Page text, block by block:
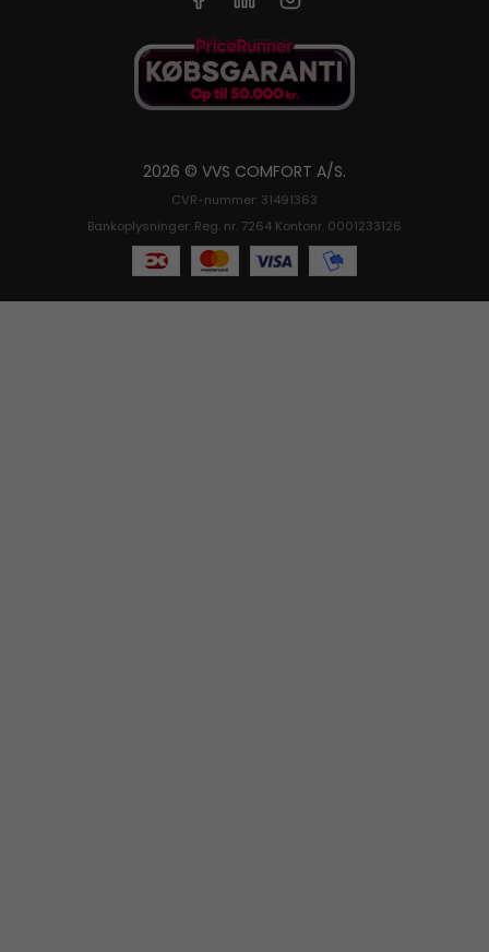
2026 © VVS COMFORT A/S.
CVR-nummer: 31491363
Bankoplysninger: Reg. nr. 7264 Kontonr. 0001233126